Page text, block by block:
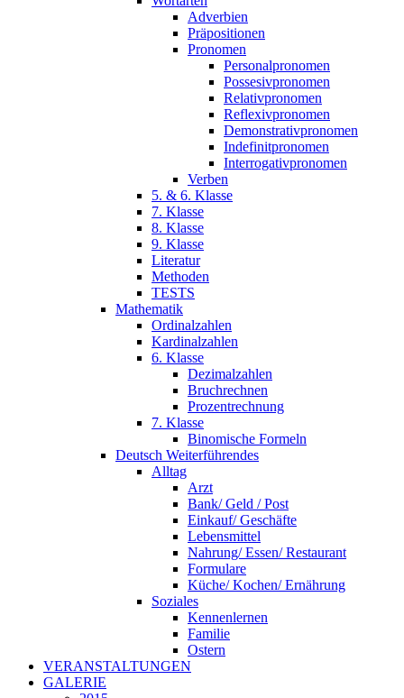
Adverbien
Präpositionen
Pronomen
Personalpronomen
Possesivpronomen
Relativpronomen
Reflexivpronomen
Demonstrativpronomen
Indefinitpronomen
Interrogativpronomen
Verben
5. & 6. Klasse
7. Klasse
8. Klasse
9. Klasse
Literatur
Methoden
TESTS
Mathematik
Ordinalzahlen
Kardinalzahlen
6. Klasse
Dezimalzahlen
Bruchrechnen
Prozentrechnung
7. Klasse
Binomische Formeln
Deutsch Weiterführendes
Alltag
Arzt
Bank/ Geld / Post
Einkauf/ Geschäfte
Lebensmittel
Nahrung/ Essen/ Restaurant
Formulare
Küche/ Kochen/ Ernährung
Soziales
Kennenlernen
Familie
Ostern
VERANSTALTUNGEN
GALERIE